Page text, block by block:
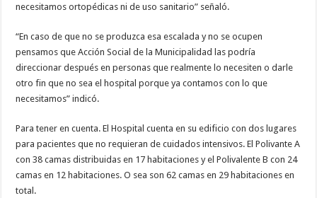
necesitamos ortopédicas ni de uso sanitario” señaló.
“En caso de que no se produzca esa escalada y no se ocupen
pensamos que Acción Social de la Municipalidad las podría
direccionar después en personas que realmente lo necesiten o darle
otro fin que no sea el hospital porque ya contamos con lo que
necesitamos” indicó.
Para tener en cuenta. El Hospital cuenta en su edificio con dos lugares
para pacientes que no requieran de cuidados intensivos. El Polivante A
con 38 camas distribuidas en 17 habitaciones y el Polivalente B con 24
camas en 12 habitaciones. O sea son 62 camas en 29 habitaciones en
total.